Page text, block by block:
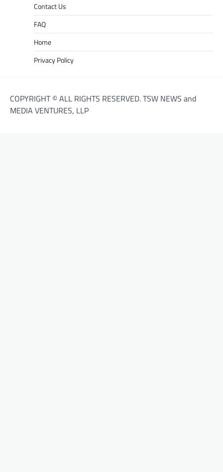
Contact Us
FAQ
Home
Privacy Policy
COPYRIGHT © ALL RIGHTS RESERVED. TSW NEWS and
MEDIA VENTURES, LLP